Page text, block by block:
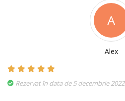
A
Alex
Rezervat în data de 5 decembrie 2022